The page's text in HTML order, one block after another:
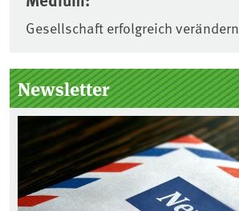
Gesellschaft erfolgreich verändern
Seitenleiste
Newsletter